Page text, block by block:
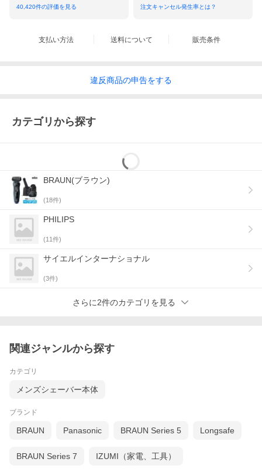
40,420件の評価を見る 注文キャンセル発生率とは？
支払い方法 送料について 販売条件
違反商品の申告をする
カテゴリから探す
BRAUN(ブラウン)
(18件)
PHILIPS
(11件)
サイエルインターナショナル
(3件)
さらに2件のカテゴリを見る
関連ジャンルから探す
カテゴリ
メンズシェーバー本体
ブランド
BRAUN Panasonic BRAUN Series 5 Longsafe
BRAUN Series 7 IZUMI（家電、工具）